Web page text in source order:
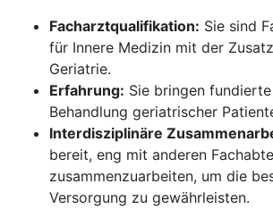
Facharztqualifikation: Sie sind
für Innere Medizin mit der
Geriatrie.
Erfahrung: Sie bringen
Behandlung geriatrischer
Interdisziplinäre
bereit, eng mit anderen
zusammenzuarbeiten, um die
Versorgung zu gewährleisten.